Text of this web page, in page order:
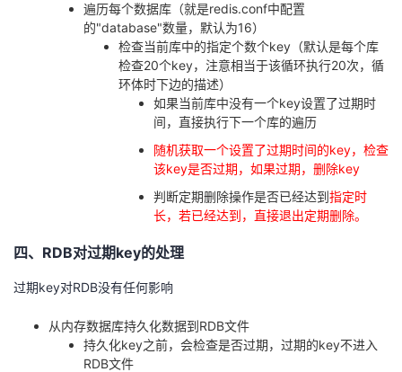
遍历每个数据库（就是redis.conf中配置
的"database"数量，默认为16）
检查当前库中的指定个数个key（默认是每个库
检查20个key，注意相当于该循环执行20次，循
环体时下边的描述）
如果当前库中没有一个key设置了过期时
间，直接执行下一个库的遍历
随机获取一个设置了过期时间的key，检查
该key是否过期，如果过期，删除key
判断定期删除操作是否已经达到指定时
长，若已经达到，直接退出定期删除。
四、 RDB对过期key的处理
过期key对RDB没有任何影响
从内存数据库持久化数据到RDB文件
持久化key之前，会检查是否过期，过期的key不进入
RDB文件